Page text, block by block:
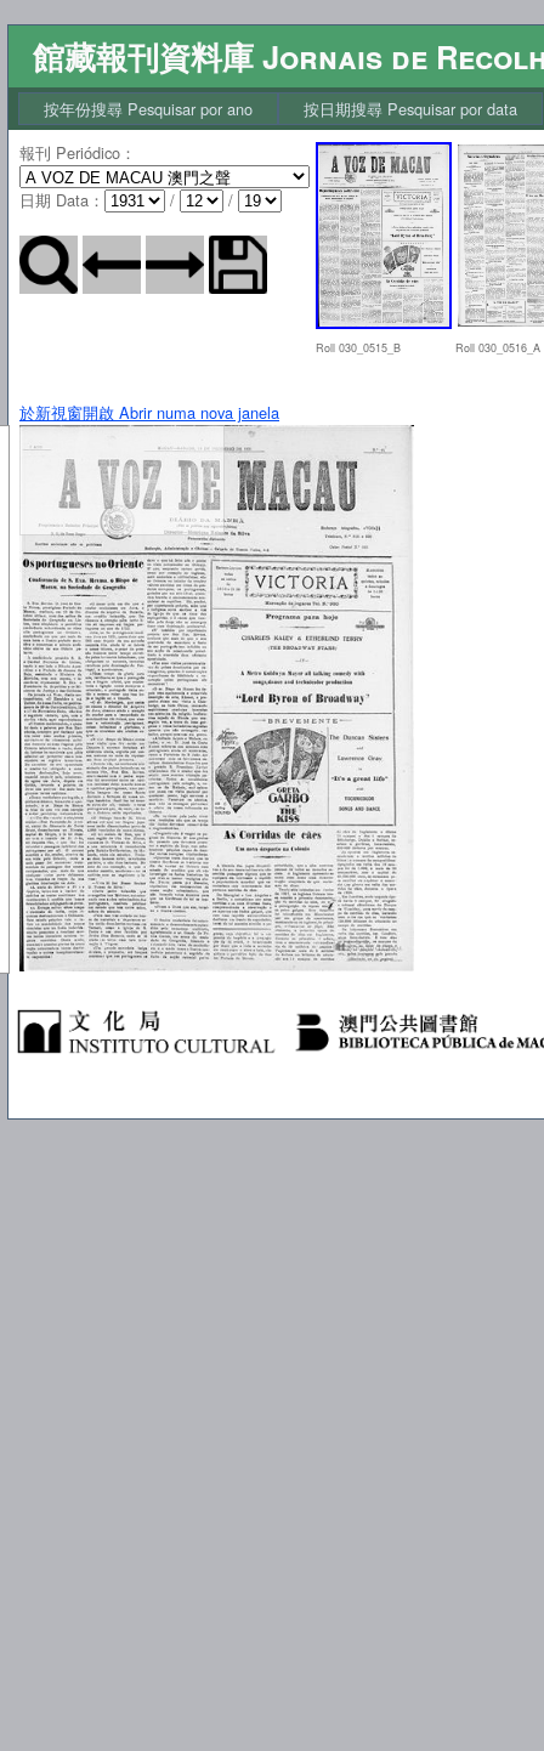
館藏報刊資料庫 Jornais de
按年份搜尋 Pesquisar por ano
按日期搜尋 Pesquisar por data
報刊 Periódico ：
日期 Data ： / /
Roll 030_0515_B Roll 030_0516_A
於新視窗開啟 Abrir numa nova janela